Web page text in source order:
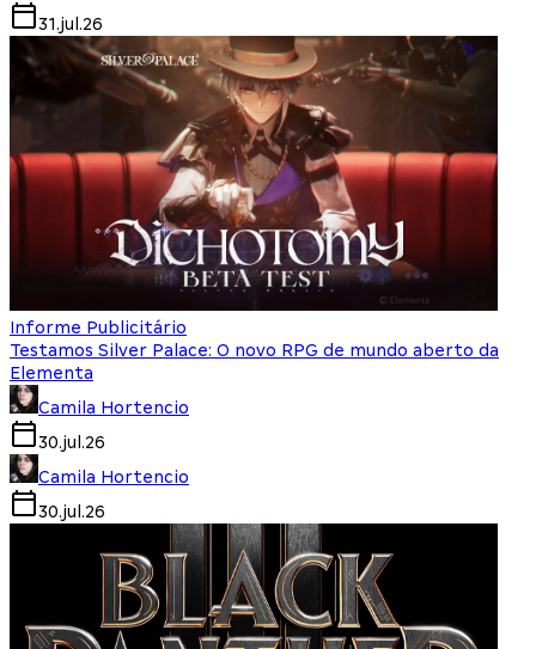
31.jul.26
Informe Publicitário
Testamos Silver Palace: O novo RPG de mundo aberto da
Elementa
Camila Hortencio
30.jul.26
Camila Hortencio
30.jul.26